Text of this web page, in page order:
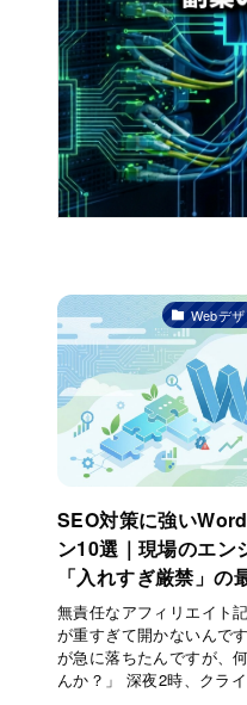
Webデ
SEO対策に強い
ン10選｜現場のエン
「入れすぎ厳禁」の
無責任なアフィリエイト
が重すぎて開かないんで
が急に落ちたんですが、
んか？」 深夜2時、クラ